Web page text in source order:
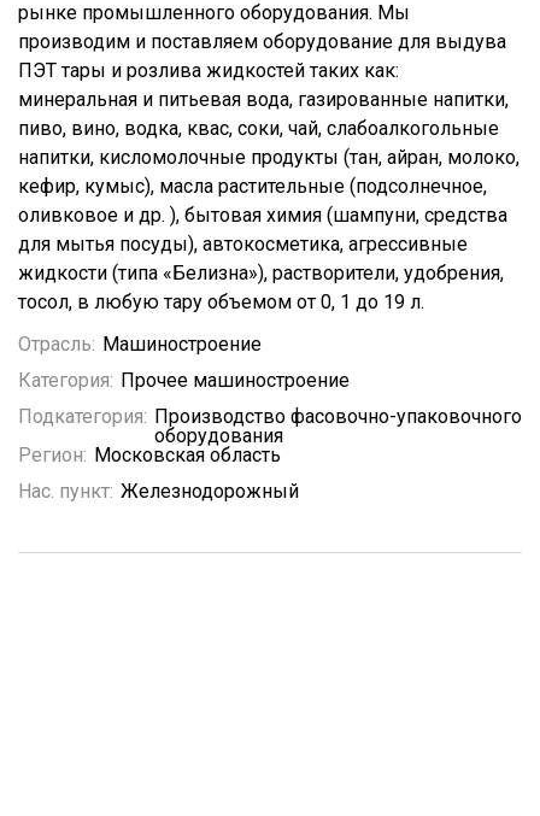
рынке промышленного оборудования. Мы
производим и поставляем оборудование для выдува
ПЭТ тары и розлива жидкостей таких как:
минеральная и питьевая вода, газированные напитки,
пиво, вино, водка, квас, соки, чай, слабоалкогольные
напитки, кисломолочные продукты (тан, айран, молоко,
кефир, кумыс), масла растительные (подсолнечное,
оливковое и др. ), бытовая химия (шампуни, средства
для мытья посуды), автокосметика, агрессивные
жидкости (типа «Белизна»), растворители, удобрения,
тосол, в любую тару объемом от 0, 1 до 19 л.
Отрасль: Машиностроение
Категория: Прочее машиностроение
Подкатегория: Производство фасовочно-упаковочного
оборудования
Регион: Московская область
Нас. пункт: Железнодорожный